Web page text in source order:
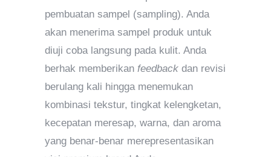
pembuatan sampel (sampling). Anda
akan menerima sampel produk untuk
diuji coba langsung pada kulit. Anda
berhak memberikan feedback dan revisi
berulang kali hingga menemukan
kombinasi tekstur, tingkat kelengketan,
kecepatan meresap, warna, dan aroma
yang benar-benar merepresentasikan